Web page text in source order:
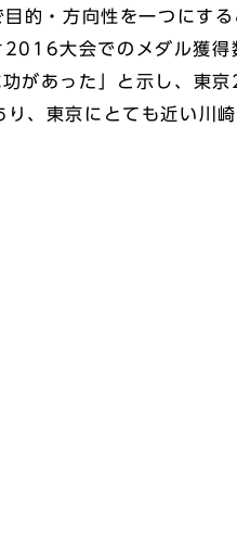
的・方向性を一つにする
大会でのメダル獲得
功があった」と示し、東
、東京にとても近い川崎